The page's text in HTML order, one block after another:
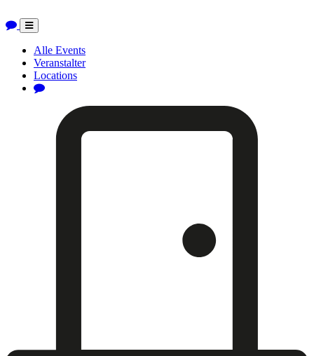
Toggle
navigation
Alle Events
Veranstalter
Locations